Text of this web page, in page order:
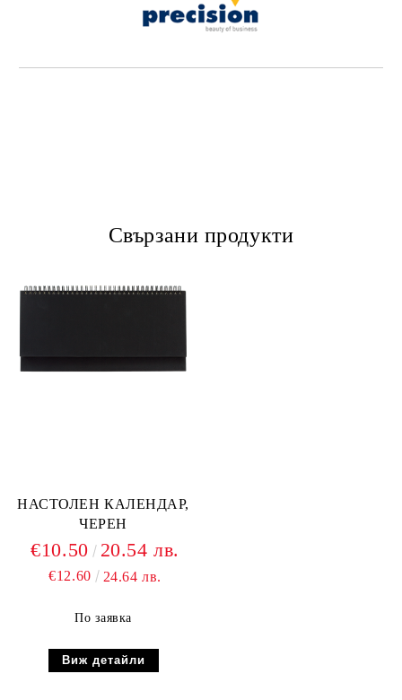
Свързани продукти
НАСТОЛЕН КАЛЕНДАР,
ЧЕРЕН
€10.50 20.54 лв.
€12.60 24.64 лв.
По заявка
Виж детайли